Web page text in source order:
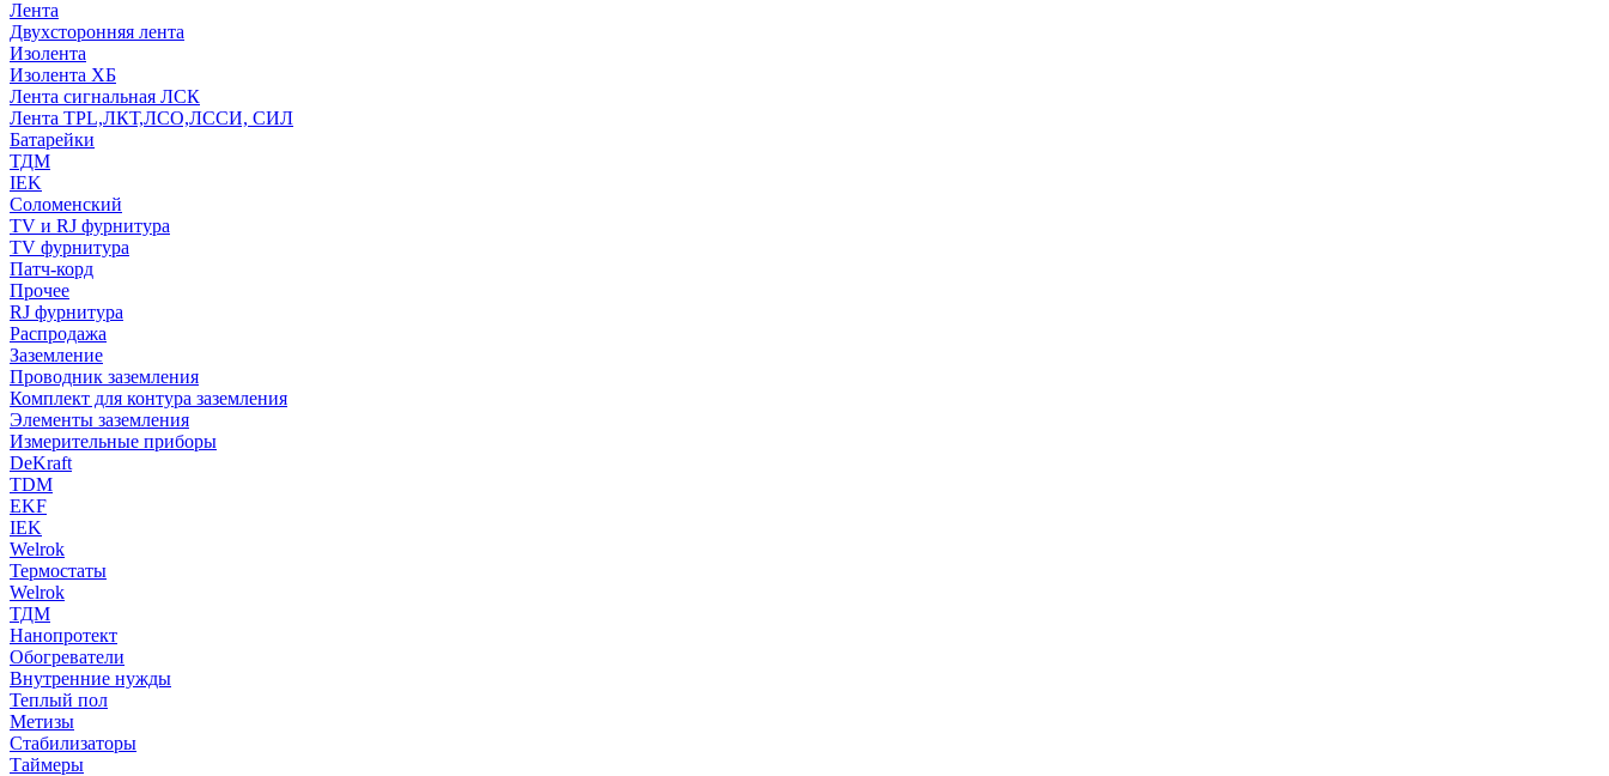
Лента
Двухсторонняя лента
Изолента
Изолента ХБ
Лента сигнальная ЛСК
Лента TPL,ЛКТ,ЛСО,ЛССИ, СИЛ
Батарейки
ТДМ
IEK
Соломенский
TV и RJ фурнитура
TV фурнитура
Патч-корд
Прочее
RJ фурнитура
Распродажа
Заземление
Проводник заземления
Комплект для контура заземления
Элементы заземления
Измерительные приборы
DeKraft
TDM
EKF
IEK
Welrok
Термостаты
Welrok
ТДМ
Нанопротект
Обогреватели
Внутренние нужды
Теплый пол
Метизы
Стабилизаторы
Таймеры